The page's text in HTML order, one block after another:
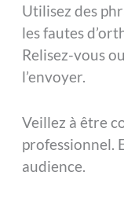
Utilisez des
les fautes
Relisez-vous
l’envoyer.
Veillez à être
professionnel.
audience.